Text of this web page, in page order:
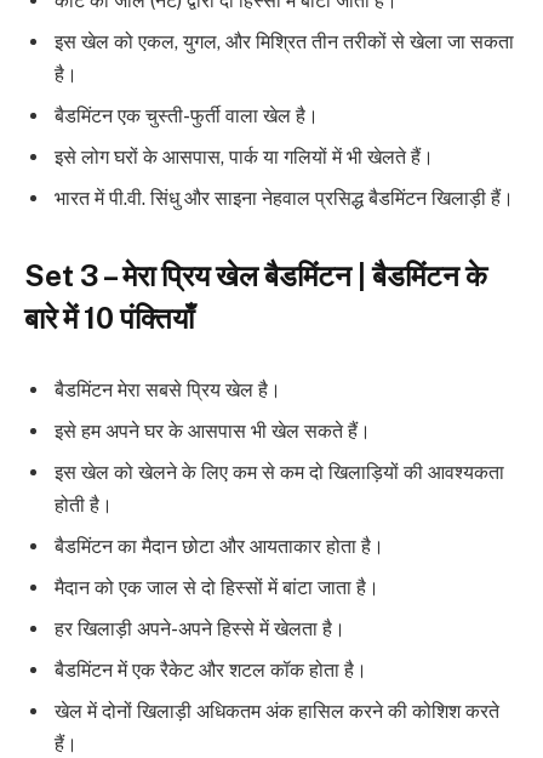
इस खेल को एकल, युगल, और मिश्रित तीन तरीकों से खेला जा सकता
है।
बैडमिंटन एक चुस्ती-फुर्ती वाला खेल है।
इसे लोग घरों के आसपास, पार्क या गलियों में भी खेलते हैं।
भारत में पी.वी. सिंधु और साइना नेहवाल प्रसिद्ध बैडमिंटन खिलाड़ी हैं।
Set 3 – मेरा प्रिय खेल बैडमिंटन | बैडमिंटन के
बारे में 10 पंक्तियाँ
बैडमिंटन मेरा सबसे प्रिय खेल है।
इसे हम अपने घर के आसपास भी खेल सकते हैं।
इस खेल को खेलने के लिए कम से कम दो खिलाड़ियों की आवश्यकता
होती है।
बैडमिंटन का मैदान छोटा और आयताकार होता है।
मैदान को एक जाल से दो हिस्सों में बांटा जाता है।
हर खिलाड़ी अपने-अपने हिस्से में खेलता है।
बैडमिंटन में एक रैकेट और शटल कॉक होता है।
खेल में दोनों खिलाड़ी अधिकतम अंक हासिल करने की कोशिश करते
हैं।